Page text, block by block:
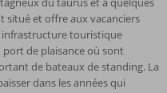
situé et offre aux vacanciers
infrastructure touristique
port de plaisance où sont
de bateaux de standing. La
dans les années qui